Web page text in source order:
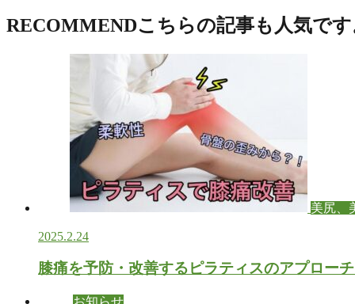
RECOMMENDこちらの記事も人気です
美尻、
2025.2.24
膝痛を予防・改善するピラティスのアプロー
お知らせ